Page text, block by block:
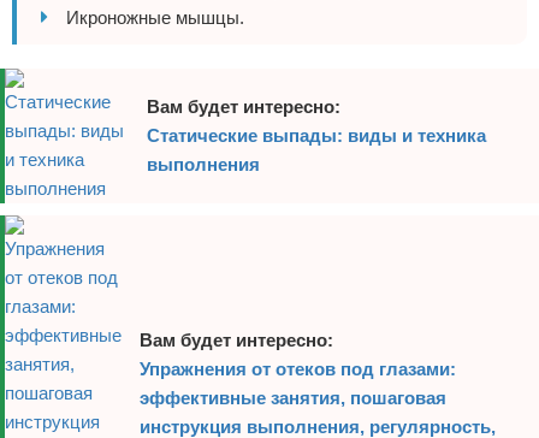
Икроножные мышцы.
Вам будет интересно:
Статические выпады: виды и техника
выполнения
Вам будет интересно:
Упражнения от отеков под глазами:
эффективные занятия, пошаговая
инструкция выполнения, регулярность,